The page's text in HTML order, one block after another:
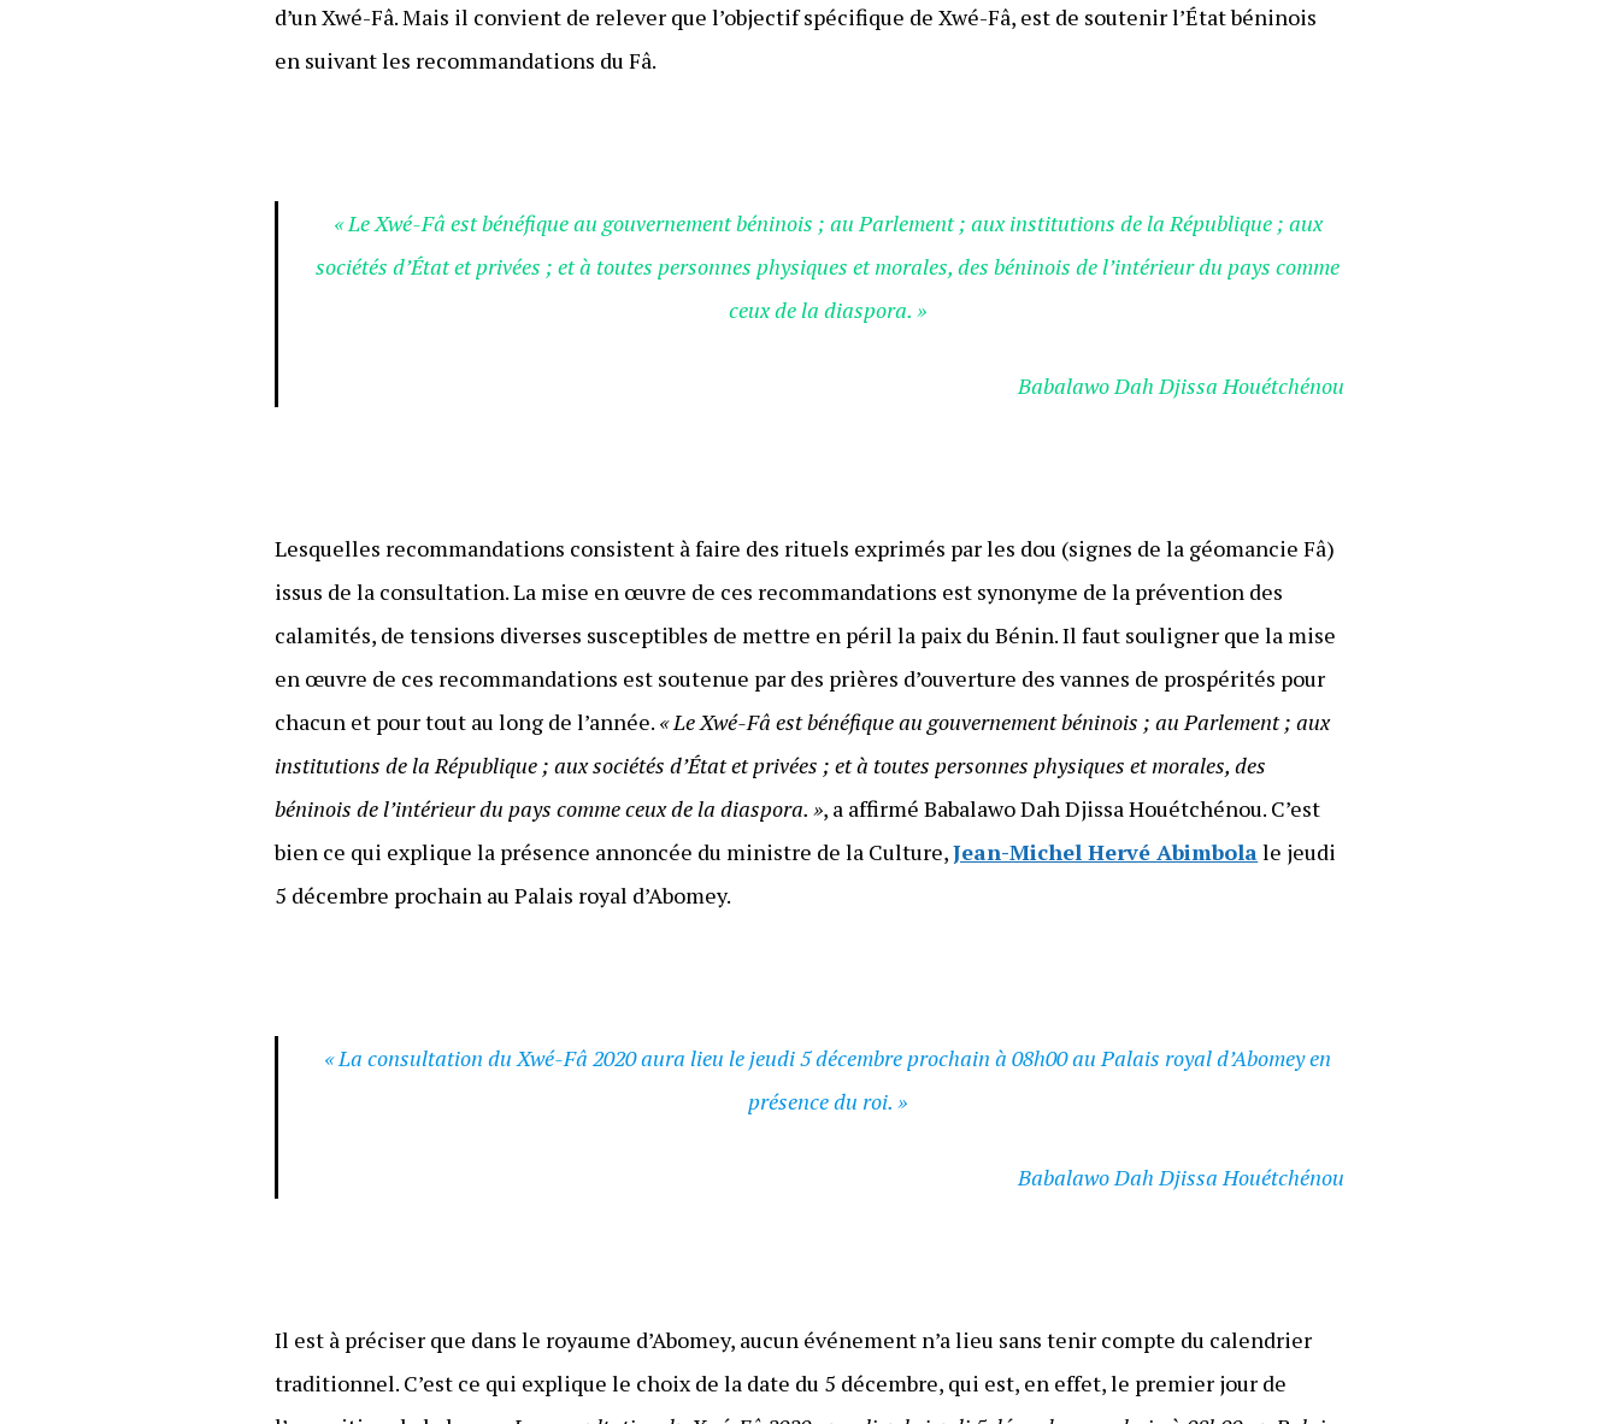
d’un Xwé-Fâ. Mais il convient de relever que l’objectif spécifique de Xwé-Fâ, est de soutenir l’État béninois
en suivant les recommandations du Fâ.
« Le Xwé-Fâ est bénéfique au gouvernement béninois ; au Parlement ; aux institutions de la République ; aux
sociétés d’État et privées ; et à toutes personnes physiques et morales, des béninois de l’intérieur du pays comme
ceux de la diaspora. »
Babalawo Dah Djissa Houétchénou
Lesquelles recommandations consistent à faire des rituels exprimés par les dou (signes de la géomancie Fâ)
issus de la consultation. La mise en œuvre de ces recommandations est synonyme de la prévention des
calamités, de tensions diverses susceptibles de mettre en péril la paix du Bénin. Il faut souligner que la mise
en œuvre de ces recommandations est soutenue par des prières d’ouverture des vannes de prospérités pour
chacun et pour tout au long de l’année. « Le Xwé-Fâ est bénéfique au gouvernement béninois ; au Parlement ; aux
institutions de la République ; aux sociétés d’État et privées ; et à toutes personnes physiques et morales, des
béninois de l’intérieur du pays comme ceux de la diaspora. », a affirmé Babalawo Dah Djissa Houétchénou. C’est
bien ce qui explique la présence annoncée du ministre de la Culture,Jean-Michel Hervé Abimbolale jeudi
5 décembre prochain au Palais royal d’Abomey.
« La consultation du Xwé-Fâ 2020 aura lieu le jeudi 5 décembre prochain à 08h00 au Palais royal d’Abomey en
présence du roi. »
Babalawo Dah Djissa Houétchénou
Il est à préciser que dans le royaume d’Abomey, aucun événement n’a lieu sans tenir compte du calendrier
traditionnel. C’est ce qui explique le choix de la date du 5 décembre, qui est, en effet, le premier jour de